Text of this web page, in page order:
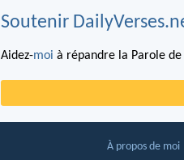
Soutenir
Aidez-moi à répandre la Parole de
À propos de moi